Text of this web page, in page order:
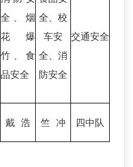
全、烟
花爆
竹、食
品安全
全、校
车安
全、消
防安全
交通安全
戴 浩 竺 冲 四中队